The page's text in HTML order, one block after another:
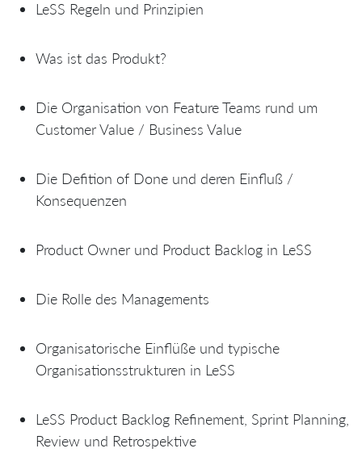
LeSS Regeln und Prinzipien
Was ist das Produkt?
Die Organisation von Feature Teams rund um
Customer Value / Business Value
Die Defition of Done und deren Einfluß /
Konsequenzen
Product Owner und Product Backlog in LeSS
Die Rolle des Managements
Organisatorische Einflüße und typische
Organisationsstrukturen in LeSS
LeSS Product Backlog Refinement, Sprint Planning,
Review und Retrospektive